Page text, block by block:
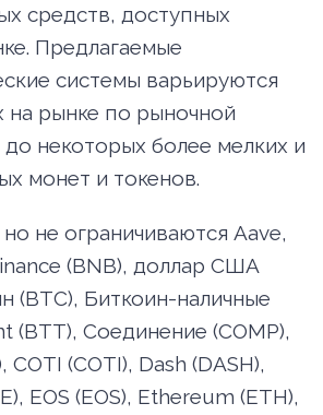
средств, доступных
Предлагаемые
системы варьируются
на рынке по рыночной
до некоторых более мелких и
монет и токенов.
не ограничиваются Aave,
(BNB), доллар США
(BTC), Биткоин-наличные
(BTT), Соединение (COMP),
(COTI), Dash (DASH),
EOS (EOS), Ethereum (ETH),